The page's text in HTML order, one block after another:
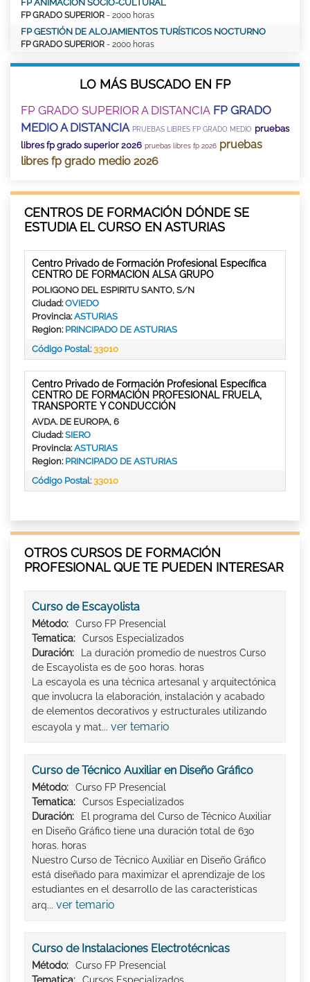
FP ANIMACIÓN SOCIO-CULTURAL
FP GRADO SUPERIOR - 2000 horas
FP GESTIÓN DE ALOJAMIENTOS TURÍSTICOS NOCTURNO
FP GRADO SUPERIOR - 2000 horas
LO MÁS BUSCADO EN FP
FP GRADO SUPERIOR A DISTANCIA FP GRADO
MEDIO A DISTANCIA PRUEBAS LIBRES FP GRADO MEDIO pruebas
libres fp grado superior 2026 pruebas libres fp 2026 pruebas
libres fp grado medio 2026
CENTROS DE FORMACIÓN DÓNDE SE
ESTUDIA EL CURSO EN ASTURIAS
Centro Privado de Formación Profesional Específica
CENTRO DE FORMACION ALSA GRUPO
POLIGONO DEL ESPIRITU SANTO, S/N
Ciudad:OVIEDO
Provincia:ASTURIAS
Region: PRINCIPADO DE ASTURIAS
Código Postal:33010
Centro Privado de Formación Profesional Específica
CENTRO DE FORMACIÓN PROFESIONAL FRUELA,
TRANSPORTE Y CONDUCCIÓN
AVDA. DE EUROPA, 6
Ciudad:SIERO
Provincia:ASTURIAS
Region: PRINCIPADO DE ASTURIAS
Código Postal:33010
OTROS CURSOS DE FORMACIÓN
PROFESIONAL QUE TE PUEDEN INTERESAR
Curso de Escayolista
Método:
Curso FP Presencial
Tematica:
Cursos Especializados
Duración:
La duración promedio de nuestros Curso
de Escayolista es de 500 horas. horas
La escayola es una técnica artesanal y arquitectónica
que involucra la elaboración, instalación y acabado
de elementos decorativos y estructurales utilizando
escayola y mat... ver temario
Curso de Técnico Auxiliar en Diseño Gráfico
Método:
Curso FP Presencial
Tematica:
Cursos Especializados
Duración:
El programa del Curso de Técnico Auxiliar
en Diseño Gráfico tiene una duración total de 630
horas. horas
Nuestro Curso de Técnico Auxiliar en Diseño Gráfico
está diseñado para maximizar el aprendizaje de los
estudiantes en el desarrollo de las características
arq... ver temario
Curso de Instalaciones Electrotécnicas
Método:
Curso FP Presencial
Tematica:
Cursos Especializados